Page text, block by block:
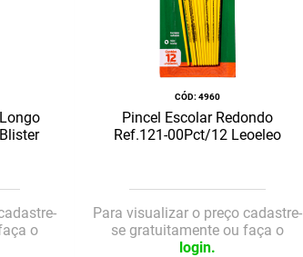
o
:4960
Pincel Escolar Redondo
Ref.121-00Pct/12 Leoeleo
Para visualizar o preço cadastre-
se gratuitamente ou faça o
login.